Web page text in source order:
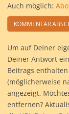
Auch möglich:
Um auf Deiner
Deiner Antwort
Beitrags
(möglicherweise
angezeigt.
entfernen?